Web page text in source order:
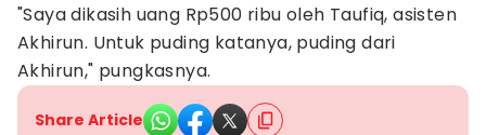
"Saya dikasih uang Rp500 ribu oleh Taufiq, asisten
Akhirun. Untuk puding katanya, puding dari
Akhirun," pungkasnya.
Share Article